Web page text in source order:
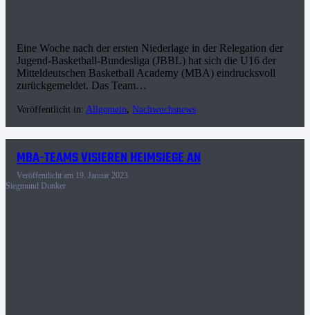
Eine Woche nach der ersten Niederlage in der Relegation der
Jugend-Basketball-Bundesliga (JBBL) hat sich die U16 der
Mitteldeutschen Basketball Academy (MBA) eindrucksvoll
zurückgemeldet. Das Team…
Veröffentlicht in: Allgemein, Nachwuchsnews
MBA-TEAMS VISIEREN HEIMSIEGE AN
Veröffentlicht am 19. Januar 2023
Siegmund Dunker